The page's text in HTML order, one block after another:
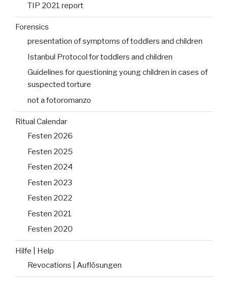
TIP 2021 report
Forensics
presentation of symptoms of toddlers and children
Istanbul Protocol for toddlers and children
Guidelines for questioning young children in cases of
suspected torture
not a fotoromanzo
Ritual Calendar
Festen 2026
Festen 2025
Festen 2024
Festen 2023
Festen 2022
Festen 2021
Festen 2020
Hilfe | Help
Revocations | Auflösungen